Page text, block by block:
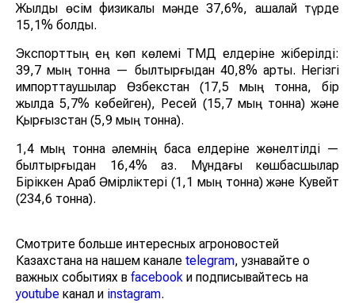
Жылдық өсім физикалық мәнде 37,6%, ақшалай түрде
15,1% болды.
Экспорттың ең көп көлемі ТМД елдеріне жіберілді:
39,7 мың тонна — былтырғыдан 40,8% артық. Негізгі
импорттаушылар Өзбекстан (17,5 мың тонна, бір
жылда 5,7% көбейген), Ресей (15,7 мың тонна) және
Қырғызстан (5,9 мың тонна).
1,4 мың тонна әлемнің басқа елдеріне жөнелтілді —
былтырғыдан 16,4% аз. Мұндағы көшбасшылар
Біріккен Араб Әмірліктері (1,1 мың тонна) және Кувейт
(234,6 тонна).
Смотрите больше интересных агроновостей
Казахстана на нашем канале telegram, узнавайте о
важных событиях в facebook и подписывайтесь на
youtube канал и instagram.